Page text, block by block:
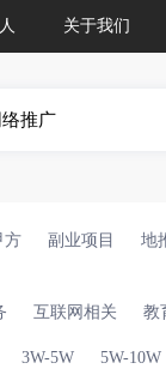
关于我们
方 副业项目
地
互联网相关 教
3W-5W 5W-10W